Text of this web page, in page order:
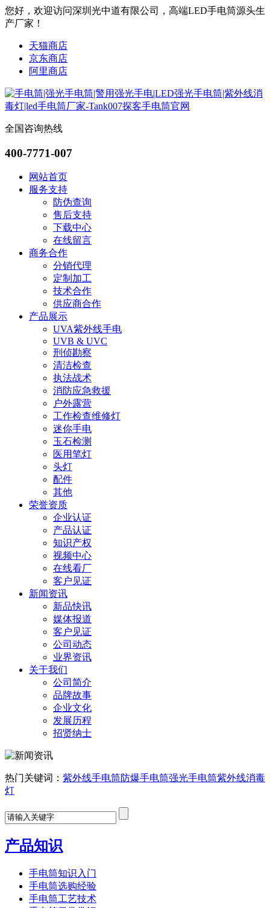
您好，欢迎访问深圳光中道有限公司，高端LED手电筒源头生
产厂家！
天猫商店
京东商店
阿里商店
全国咨询热线
400-7771-007
网站首页
服务支持
防伪查询
售后支持
下载中心
在线留言
商务合作
分销代理
定制加工
技术合作
供应商合作
产品展示
UVA紫外线手电
UVB & UVC
刑侦勘察
清洁检查
执法战术
消防应急救援
户外露营
工作检查维修灯
迷你手电
玉石检测
医用笔灯
头灯
配件
其他
荣誉资质
企业认证
产品认证
知识产权
视频中心
在线看厂
客户见证
新闻资讯
新品快讯
媒体报道
客户见证
公司动态
业界资讯
关于我们
公司简介
品牌故事
企业文化
发展历程
招贤纳士
热门关键词： 紫外线手电筒防爆手电筒强光手电筒紫外线消毒
灯
产品知识
手电筒知识入门
手电筒选购经验
手电筒工艺技术